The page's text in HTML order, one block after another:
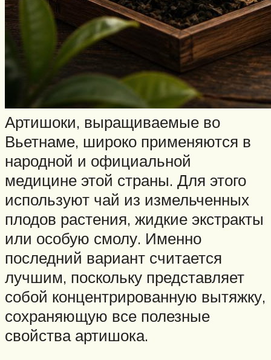
Артишоки, выращиваемые во
Вьетнаме, широко применяются в
народной и официальной
медицине этой страны. Для этого
используют чай из измельченных
плодов растения, жидкие экстракты
или особую смолу. Именно
последний вариант считается
лучшим, поскольку представляет
собой концентрированную вытяжку,
сохраняющую все полезные
свойства артишока.